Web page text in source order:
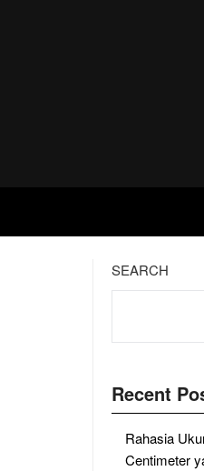
SEARCH
Recent
Rahasia
Centimeter